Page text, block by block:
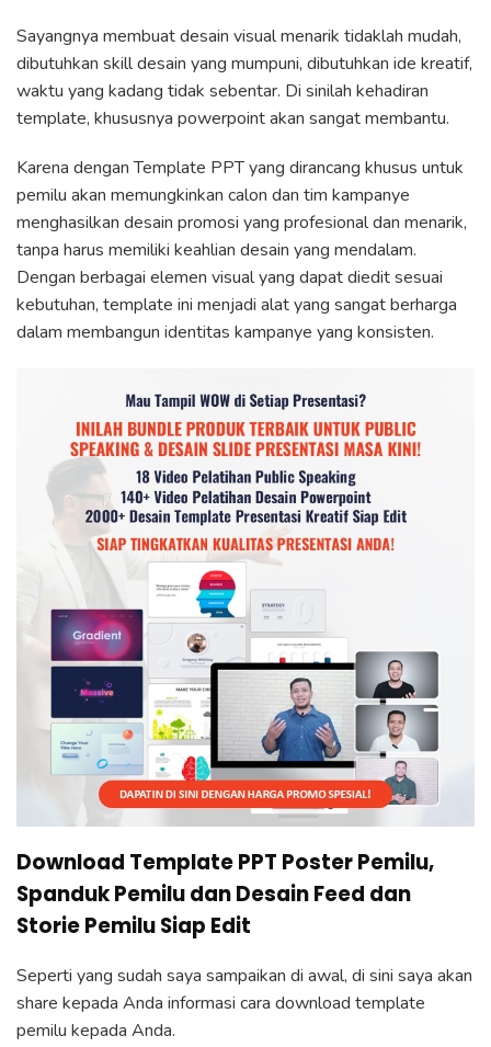
Sayangnya membuat desain visual menarik tidaklah mudah,
dibutuhkan skill desain yang mumpuni, dibutuhkan ide kreatif,
waktu yang kadang tidak sebentar. Di sinilah kehadiran
template, khususnya powerpoint akan sangat membantu.
Karena dengan Template PPT yang dirancang khusus untuk
pemilu akan memungkinkan calon dan tim kampanye
menghasilkan desain promosi yang profesional dan menarik,
tanpa harus memiliki keahlian desain yang mendalam.
Dengan berbagai elemen visual yang dapat diedit sesuai
kebutuhan, template ini menjadi alat yang sangat berharga
dalam membangun identitas kampanye yang konsisten.
Download Template PPT Poster Pemilu,
Spanduk Pemilu dan Desain Feed dan
Storie Pemilu Siap Edit
Seperti yang sudah saya sampaikan di awal, di sini saya akan
share kepada Anda informasi cara download template
pemilu kepada Anda.